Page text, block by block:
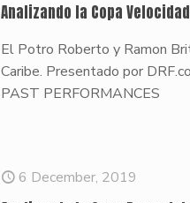
Analizando la Copa
El Potro Roberto y Ramon
Caribe. Presentado por
PAST PERFORMANCES
6 December, 2019